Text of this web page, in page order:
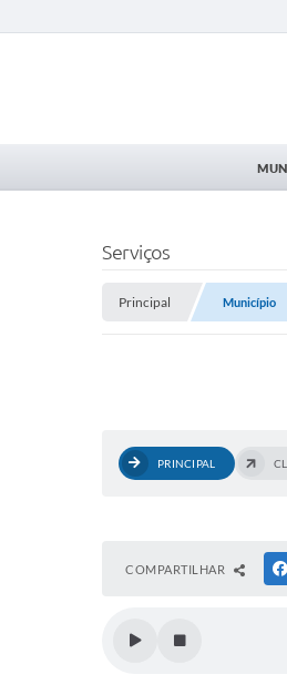
Serviços
Principal Município
PRINCIPAL
COMPARTILHAR